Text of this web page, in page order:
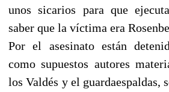
unos sicarios para que
saber que la víctima era
Por el asesinato están
como supuestos autores
los Valdés y el guardaespaldas,